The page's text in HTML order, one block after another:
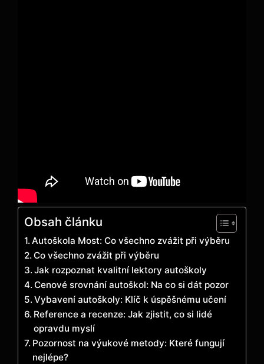
Obsah článku
Autoškola Most: Co všechno zvážit při výběru
Co všechno zvážit při výběru
Jak rozpoznat kvalitní lektory autoškoly
Cenové srovnání autoškol: Na co si dát pozor
Vybavení autoškoly: Klíč k úspěšnému učení
Reference a recenze: Jak zjistit, co si lidé
opravdu myslí
Pozornost na výukové metody: Které fungují
nejlépe?